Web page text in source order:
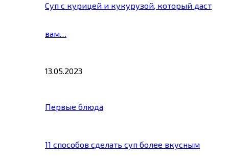
Суп с курицей и кукурузой, который даст
вам…
13.05.2023
Первые блюда
11 способов сделать суп более вкусным